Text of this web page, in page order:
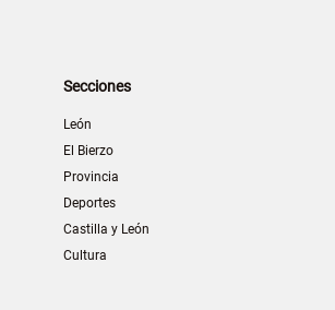
Secciones
León
El Bierzo
Provincia
Deportes
Castilla y León
Cultura